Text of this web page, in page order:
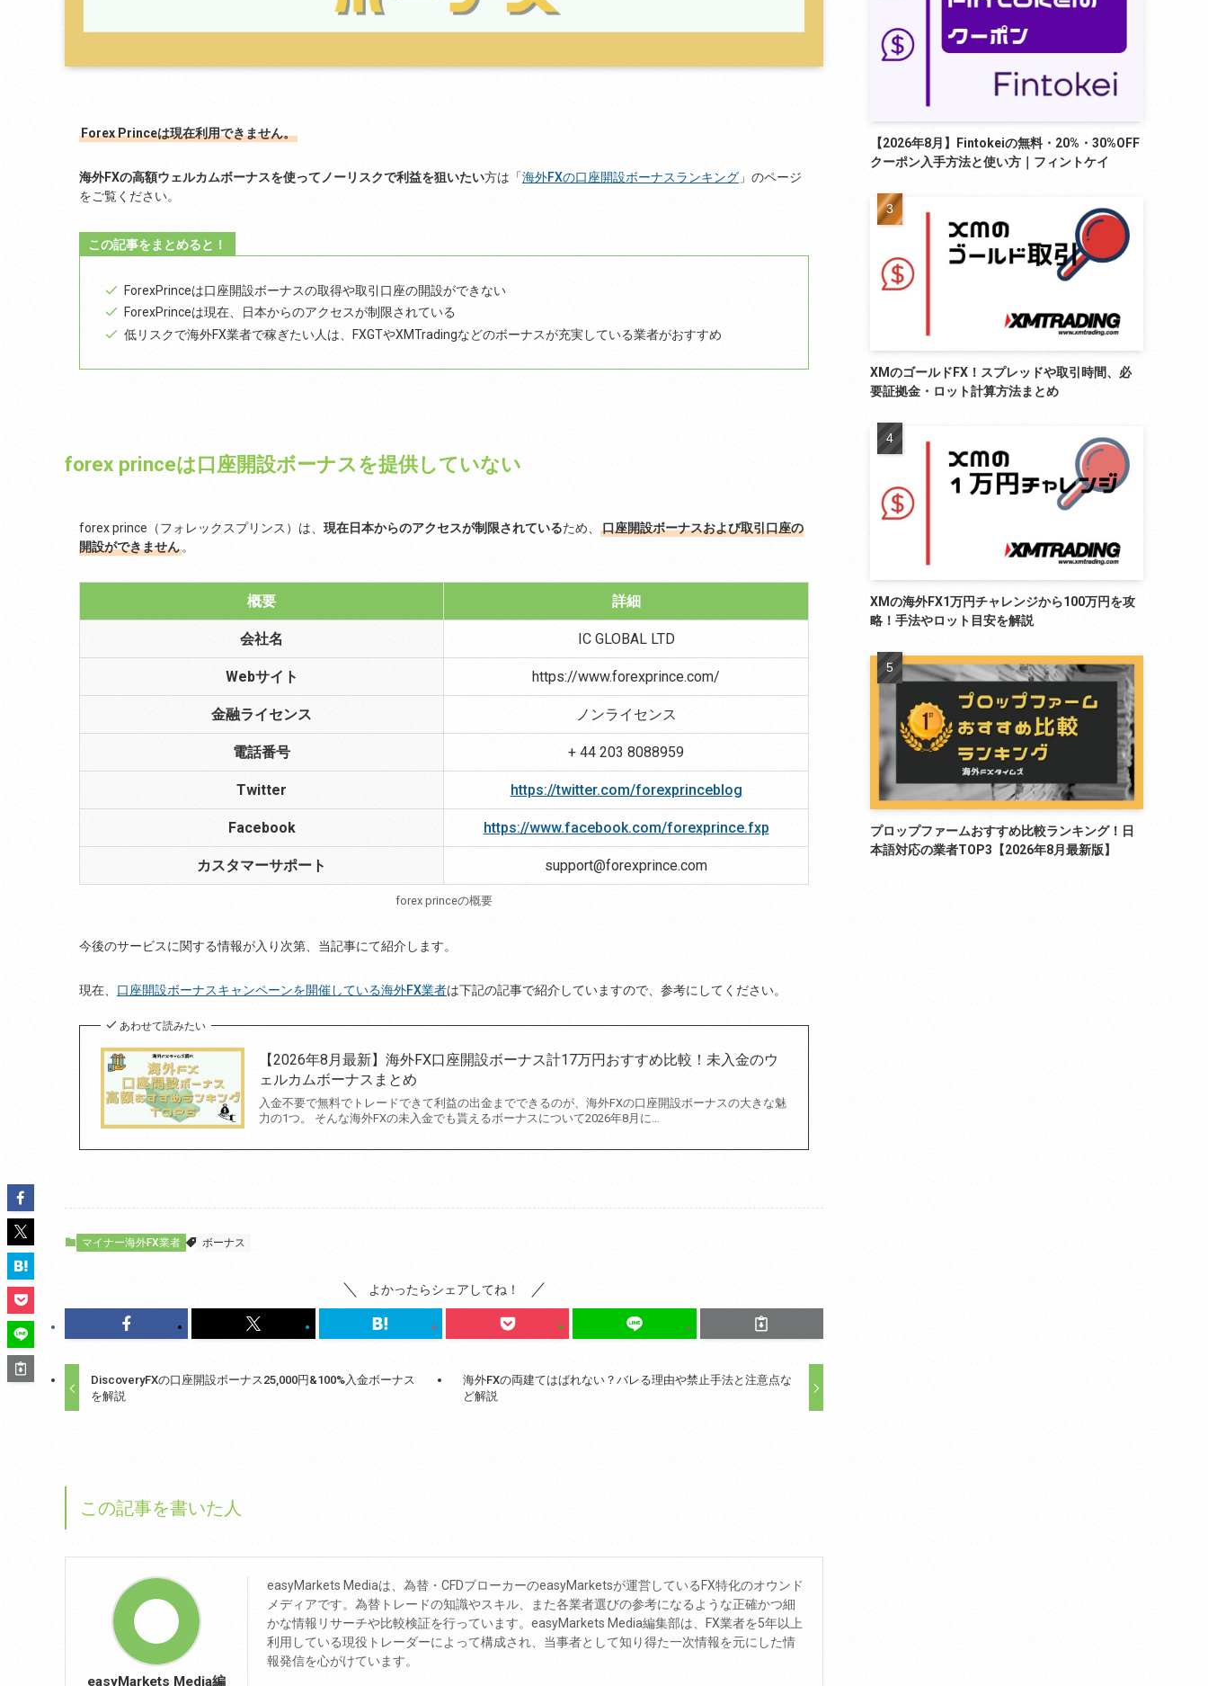
Forex Princeは現在利用できません。
海外FXの高額ウェルカムボーナスを使ってノーリスクで利益を狙いたい方は「海外FXの口座開設ボーナスランキング」のページ
をご覧ください。
この記事をまとめると！
ForexPrinceは口座開設ボーナスの取得や取引口座の開設ができない
ForexPrinceは現在、日本からのアクセスが制限されている
低リスクで海外FX業者で稼ぎたい人は、FXGTやXMTradingなどのボーナスが充実している業者がおすすめ
forex princeは口座開設ボーナスを提供していない
forex prince（フォレックスプリンス）は、 現在日本からのアクセスが制限されているため、
口座開設ボーナスおよび取引口座の
開設ができません 。
概要 詳細
会社名 IC GLOBAL LTD
Webサイト https://www.forexprince.com/
金融ライセンス ノンライセンス
電話番号 + 44 203 8088959
Twitter https://twitter.com/forexprinceblog
Facebook https://www.facebook.com/forexprince.fxp
カスタマーサポート support@forexprince.com
forex princeの概要
今後のサービスに関する情報が入り次第、当記事にて紹介します。
現在、 口座開設ボーナスキャンペーンを開催している海外FX業者は下記の記事で紹介していますので、参考にしてください。
あわせて読みたい
【2026年8月最新】海外FX口座開設ボーナス計17万円おすすめ比較！未入金のウ
ェルカムボーナスまとめ
入金不要で無料でトレードできて利益の出金までできるのが、海外FXの口座開設ボーナスの大きな魅
力の1つ。 そんな海外FXの未入金でも貰えるボーナスについて2026年8月に…
マイナー海外FX業者 ボーナス
よかったらシェアしてね！
DiscoveryFXの口座開設ボーナス25,000円&100%入金ボーナス
を解説
海外FXの両建てはばれない？バレる理由や禁止手法と注意点な
ど解説
この記事を書いた人
easyMarkets Media編
easyMarkets Mediaは、為替・CFDブローカーのeasyMarketsが運営しているFX特化のオウンド
メディアです。為替トレードの知識やスキル、また各業者選びの参考になるような正確かつ細
かな情報リサーチや比較検証を行っています。easyMarkets Media編集部は、FX業者を5年以上
利用している現役トレーダーによって構成され、当事者として知り得た一次情報を元にした情
報発信を心がけています。
【2026年8月】Fintokeiの無料・20%・30%OFF
クーポン入手方法と使い方｜フィントケイ
XMのゴールドFX！スプレッドや取引時間、必
要証拠金・ロット計算方法まとめ
XMの海外FX1万円チャレンジから100万円を攻
略！手法やロット目安を解説
プロップファームおすすめ比較ランキング！日
本語対応の業者TOP3【2026年8月最新版】